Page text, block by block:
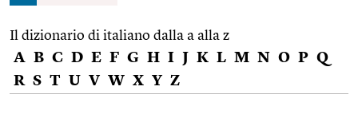
Il dizionario di italiano dalla a alla z
A B C D E F G H I J K L M N O P Q
R S T U V W X Y Z